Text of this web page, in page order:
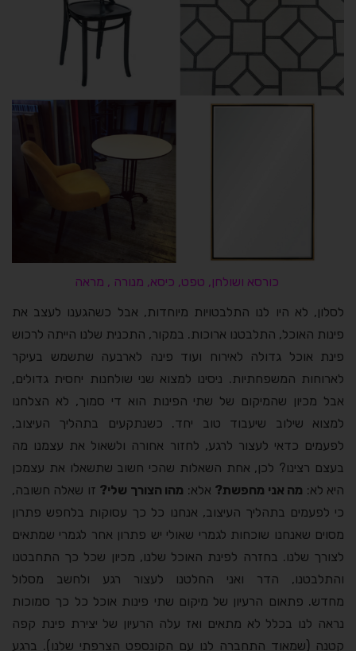
כורסא ושולחן, טפט, כיסא, מנורה , מראה
לסלון, לא היו לנו התלבטויות מיוחדות, אבל כשהגענו לעצב את
פינות האוכל, התלבטנו ארוכות. במקור, התכנית שלנו הייתה לרכוש
פינת אוכל גדולה לאירוח ועוד פינה לארבעה שתשמש בעיקר
לארוחות המשפחתיות. ניסינו למצוא שני שולחנות יחסית גדולים,
אבל מכיון שהמיקום של שתי הפינות הוא די סמוך, לא הצלחנו
למצוא שילוב שיעבוד טוב יחד. כשנתקעים בתהליך העיצוב,
לפעמים כדאי לעצור לרגע, לחזור אחורה ולשאול את עצמנו מה
בעצם רצינו? לכן, אחת השאלות שהכי חשוב שתשאלו את עצמכן
היא לא: מה אני מחפשת? אלא: מהו הצורך שלי? זו שאלה חשובה,
כי לפעמים בתהליך העיצוב, אנחנו כל כך עסוקות בלחפש פתרון
מסוים שאנחנו שוכחות לגמרי שאולי יש פתרון אחר לגמרי שמתאים
לצורך שלנו. בחזרה לפינת האוכל שלנו, מכיון שכל כך התחבטנו
והתלבטנו, הדר ואני החלטנו לעצור רגע ולחשב מסלול
מחדש. פתאום הרעיון של מיקום שתי פינות אוכל כל כך סמוכות
נראה לנו בכלל לא מתאים ואז עלה הרעיון של יצירת פינת קפה
קטנה (שמאוד התחברה לנו עם הקונספט הצרפתי שלנו). ברגע